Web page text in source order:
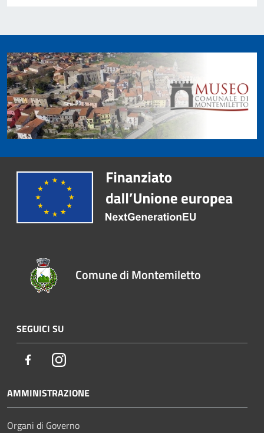
Comune di Montemiletto
SEGUICI SU
FacebookInstagram
AMMINISTRAZIONE
Organi di Governo